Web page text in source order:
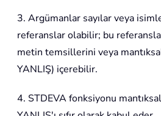
3. Argümanlar sayılar veya
referanslar olabilir; bu referanslar
metin temsillerini veya
YANLIŞ) içerebilir.
4. STDEVA fonksiyonu